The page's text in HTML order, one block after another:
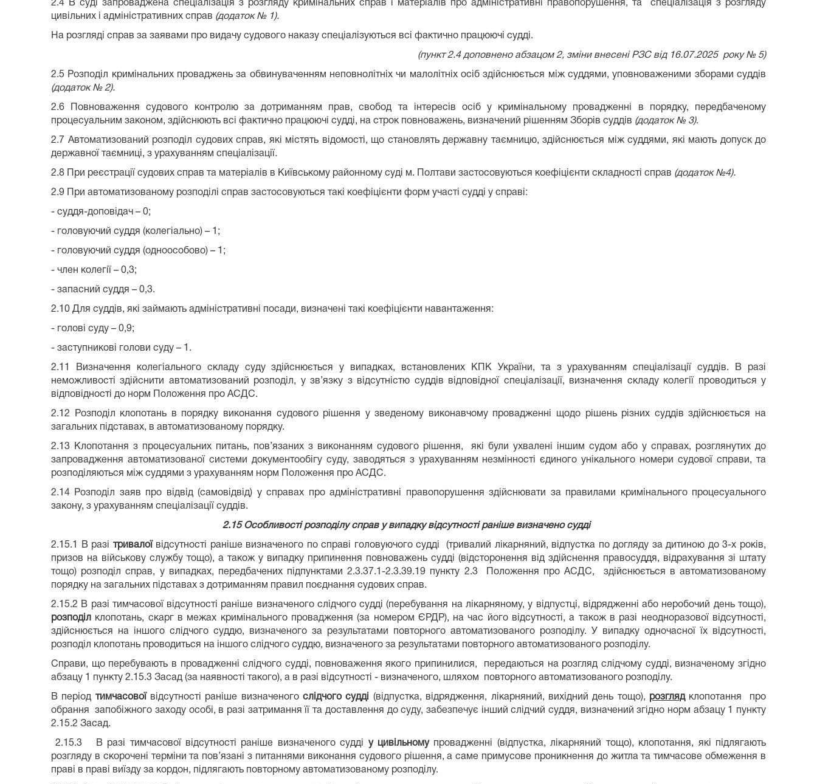
2.4 В суді запроваджена спеціалізація з розгляду кримінальних справ і матеріалів про адміністративні правопорушення, та спеціалізація з розгляду
цивільних і адміністративних справ (додаток № 1).
На розгляді справ за заявами про видачу судового наказу спеціалізуються всі фактично працюючі судді.
(пункт 2.4 доповнено абзацом 2, зміни внесені РЗС від 16.07.2025 року № 5)
2.5 Розподіл кримінальних проваджень за обвинуваченням неповнолітніх чи малолітніх осіб здійснюється між суддями, уповноваженими зборами суддів
(додаток № 2).
2.6 Повноваження судового контролю за дотриманням прав, свобод та інтересів осіб у кримінальному провадженні в порядку, передбаченому
процесуальним законом, здійснюють всі фактично працюючі судді, на строк повноважень, визначений рішенням Зборів суддів (додаток № 3).
2.7 Автоматизований розподіл судових справ, які містять відомості, що становлять державну таємницю, здійснюється між суддями, які мають допуск до
державної таємниці, з урахуванням спеціалізації.
2.8 При реєстрації судових справ та матеріалів в Київському районному суді м. Полтави застосовуються коефіцієнти складності справ (додаток №4).
2.9 При автоматизованому розподілі справ застосовуються такі коефіцієнти форм участі судді у справі:
- суддя-доповідач – 0;
- головуючий суддя (колегіально) – 1;
- головуючий суддя (одноособово) – 1;
- член колегії – 0,3;
- запасний суддя – 0,3.
2.10 Для суддів, які займають адміністративні посади, визначені такі коефіцієнти навантаження:
- голові суду – 0,9;
- заступникові голови суду – 1.
2.11 Визначення колегіального складу суду здійснюється у випадках, встановлених КПК України, та з урахуванням спеціалізації суддів. В разі
неможливості здійснити автоматизований розподіл, у зв’язку з відсутністю суддів відповідної спеціалізації, визначення складу колегії проводиться у
відповідності до норм Положення про АСДС.
2.12 Розподіл клопотань в порядку виконання судового рішення у зведеному виконавчому провадженні щодо рішень різних суддів здійснюється на
загальних підставах, в автоматизованому порядку.
2.13 Клопотання з процесуальних питань, пов’язаних з виконанням судового рішення, які були ухвалені іншим судом або у справах, розглянутих до
запровадження автоматизованої системи документообігу суду, заводяться з урахуванням незмінності єдиного унікального номери судової справи, та
розподіляються між суддями з урахуванням норм Положення про АСДС.
2.14 Розподіл заяв про відвід (самовідвід) у справах про адміністративні правопорушення здійснювати за правилами кримінального процесуального
закону, з урахуванням спеціалізації суддів.
2.15 Особливості розподілу справ у випадку відсутності раніше визначено судді
2.15.1 В разі тривалої відсутності раніше визначеного по справі головуючого судді (тривалий лікарняний, відпустка по догляду за дитиною до 3-х років,
призов на військову службу тощо), а також у випадку припинення повноважень судді (відсторонення від здійснення правосуддя, відрахування зі штату
тощо) розподіл справ, у випадках, передбачених підпунктами 2.3.37.1-2.3.39.19 пункту 2.3 Положення про АСДС, здійснюється в автоматизованому
порядку на загальних підставах з дотриманням правил поєднання судових справ.
2.15.2 В разі тимчасової відсутності раніше визначеного слідчого судді (перебування на лікарняному, у відпустці, відрядженні або неробочий день тощо),
розподіл клопотань, скарг в межах кримінального провадження (за номером ЄРДР), на час його відсутності, а також в разі неодноразової відсутності,
здійснюється на іншого слідчого суддю, визначеного за результатами повторного автоматизованого розподілу. У випадку одночасної їх відсутності,
розподіл клопотань проводиться на іншого слідчого суддю, визначеного за результатами повторного автоматизованого розподілу.
Справи, що перебувають в провадженні слідчого судді, повноваження якого припинилися, передаються на розгляд слідчому судді, визначеному згідно
абзацу 1 пункту 2.15.3 Засад (за наявності такого), а в разі відсутності - визначеного, шляхом повторного автоматизованого розподілу.
В період тимчасової відсутності раніше визначеногослідчого судді (відпустка, відрядження, лікарняний, вихідний день тощо), розглядклопотання про
обрання запобіжного заходу особі, в разі затримання її та доставлення до суду, забезпечує інший слідчий суддя, визначений згідно норм абзацу 1 пункту
2.15.2 Засад.
2.15.3 В разі тимчасової відсутності раніше визначеного судді у цивільномупровадженні (відпустка, лікарняний тощо), клопотання, які підлягають
розгляду в скорочені терміни та пов’язані з питаннями виконання судового рішення, а саме примусове проникнення до житла та тимчасове обмеження в
праві в праві виїзду за кордон, підлягають повторному автоматизованому розподілу.